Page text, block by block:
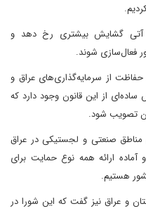
آتی گشایش بیشتری رخ دهد و
فعال‌سازی شوند.
از سرمایه‌گذاری‌های عراق و
ساده‌ای از این قانون وجود دارد که
تصویب شود.
مناطق صنعتی و لجستیکی در عراق
ارائه همه نوع حمایت برای
هستیم.
و عراق نیز گفت که این شورا در